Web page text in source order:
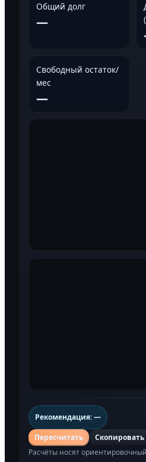
Общий долг
—
Свободный остаток/
мес
—
Рекомендация: —
Пересчитать
Расчёты носят